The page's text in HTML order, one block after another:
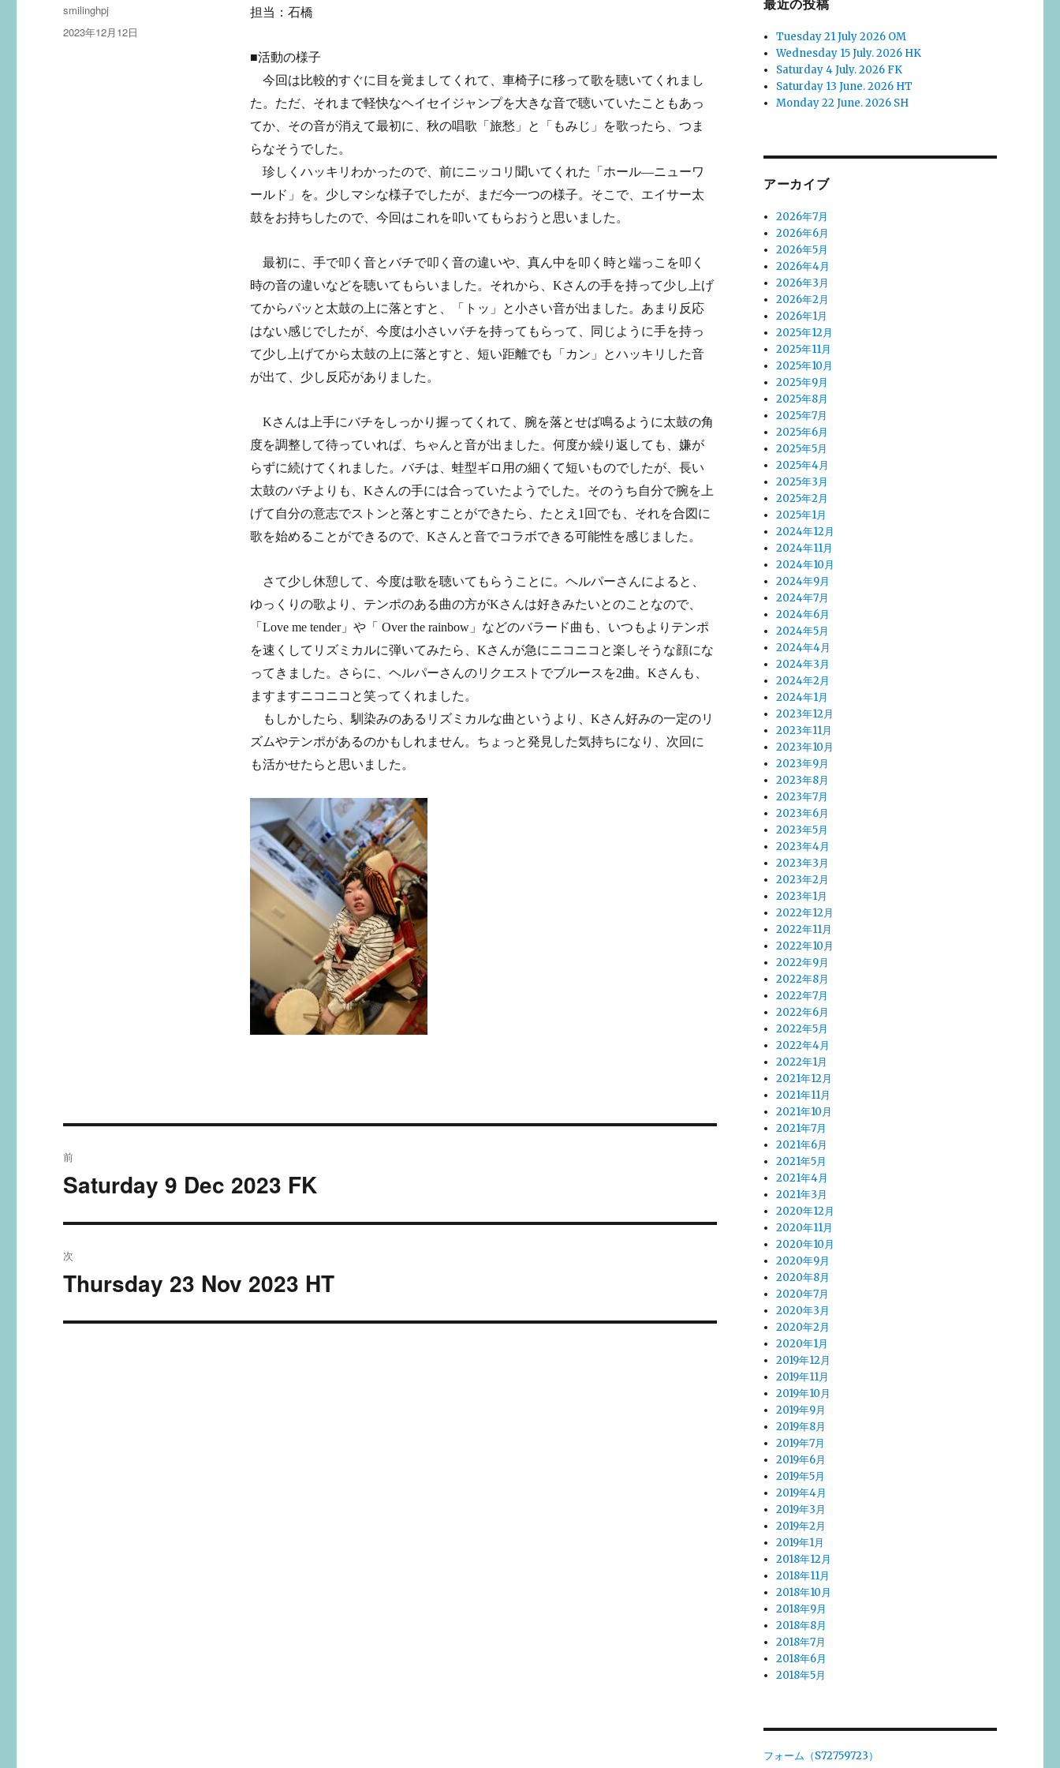
担当：石橋
■活動の様子
今回は比較的すぐに目を覚ましてくれて、車椅子に移って歌を聴いてくれまし
た。ただ、それまで軽快なヘイセイジャンプを大きな音で聴いていたこともあっ
てか、その音が消えて最初に、秋の唱歌「旅愁」と「もみじ」を歌ったら、つま
らなそうでした。
珍しくハッキリわかったので、前にニッコリ聞いてくれた「ホール―ニューワ
ールド」を。少しマシな様子でしたが、まだ今一つの様子。そこで、エイサー太
鼓をお持ちしたので、今回はこれを叩いてもらおうと思いました。
最初に、手で叩く音とバチで叩く音の違いや、真ん中を叩く時と端っこを叩く
時の音の違いなどを聴いてもらいました。それから、Kさんの手を持って少し上げ
てからパッと太鼓の上に落とすと、「トッ」と小さい音が出ました。あまり反応
はない感じでしたが、今度は小さいバチを持ってもらって、同じように手を持っ
て少し上げてから太鼓の上に落とすと、短い距離でも「カン」とハッキリした音
が出て、少し反応がありました。
Kさんは上手にバチをしっかり握ってくれて、腕を落とせば鳴るように太鼓の角
度を調整して待っていれば、ちゃんと音が出ました。何度か繰り返しても、嫌が
らずに続けてくれました。バチは、蛙型ギロ用の細くて短いものでしたが、長い
太鼓のバチよりも、Kさんの手には合っていたようでした。そのうち自分で腕を上
げて自分の意志でストンと落とすことができたら、たとえ1回でも、それを合図に
歌を始めることができるので、Kさんと音でコラボできる可能性を感じました。
さて少し休憩して、今度は歌を聴いてもらうことに。ヘルパーさんによると、
ゆっくりの歌より、テンポのある曲の方がKさんは好きみたいとのことなので、
「Love me tender」や「 Over the rainbow」などのバラード曲も、いつもよりテンポ
を速くしてリズミカルに弾いてみたら、Kさんが急にニコニコと楽しそうな顔にな
ってきました。さらに、ヘルパーさんのリクエストでブルースを2曲。Kさんも、
ますますニコニコと笑ってくれました。
もしかしたら、馴染みのあるリズミカルな曲というより、Kさん好みの一定のリ
ズムやテンポがあるのかもしれません。ちょっと発見した気持ちになり、次回に
も活かせたらと思いました。
投
稿
smilinghpj
投
2023年12月12日
稿
ゲ
前
過
の
投
Saturday 9 Dec 2023 FK
次
次
投
Thursday 23 Nov 2023 HT
Tuesday 21 July 2026 OM
Wednesday 15 July. 2026 HK
Saturday 4 July. 2026 FK
Saturday 13 June. 2026 HT
Monday 22 June. 2026 SH
アーカイブ
2026年7月
2026年6月
2026年5月
2026年4月
2026年3月
2026年2月
2026年1月
2025年12月
2025年11月
2025年10月
2025年9月
2025年8月
2025年7月
2025年6月
2025年5月
2025年4月
2025年3月
2025年2月
2025年1月
2024年12月
2024年11月
2024年10月
2024年9月
2024年7月
2024年6月
2024年5月
2024年4月
2024年3月
2024年2月
2024年1月
2023年12月
2023年11月
2023年10月
2023年9月
2023年8月
2023年7月
2023年6月
2023年5月
2023年4月
2023年3月
2023年2月
2023年1月
2022年12月
2022年11月
2022年10月
2022年9月
2022年8月
2022年7月
2022年6月
2022年5月
2022年4月
2022年1月
2021年12月
2021年11月
2021年10月
2021年7月
2021年6月
2021年5月
2021年4月
2021年3月
2020年12月
2020年11月
2020年10月
2020年9月
2020年8月
2020年7月
2020年3月
2020年2月
2020年1月
2019年12月
2019年11月
2019年10月
2019年9月
2019年8月
2019年7月
2019年6月
2019年5月
2019年4月
2019年3月
2019年2月
2019年1月
2018年12月
2018年11月
2018年10月
2018年9月
2018年8月
2018年7月
2018年6月
2018年5月
フォーム（S72759723）